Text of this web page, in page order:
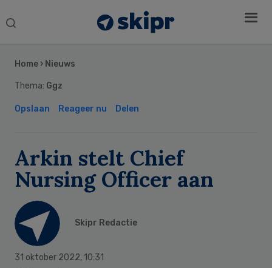
Search
Home › Nieuws
Thema: Ggz
Opslaan Reageer nu Delen
Arkin stelt Chief
Nursing Officer aan
Skipr Redactie
31 oktober 2022, 10:31
Sidebar